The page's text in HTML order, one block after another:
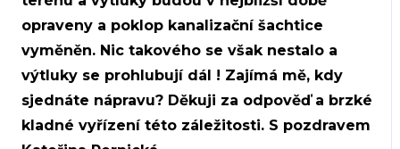
opraveny a poklop kanalizační šachtice
vyměněn. Nic takového se však nestalo a
výtluky se prohlubují dál ! Zajímá mě, kdy
sjednáte nápravu? Děkuji za odpověď a brzké
kladné vyřízení této záležitosti. S pozdravem